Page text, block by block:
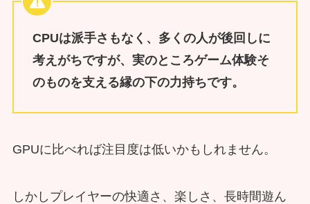
CPUは派手さもなく、多くの人が後回しに
考えがちですが、実のところゲーム体験そ
のものを支える縁の下の力持ちです。
GPUに比べれば注目度は低いかもしれません。
しかしプレイヤーの快適さ、楽しさ、長時間遊ん